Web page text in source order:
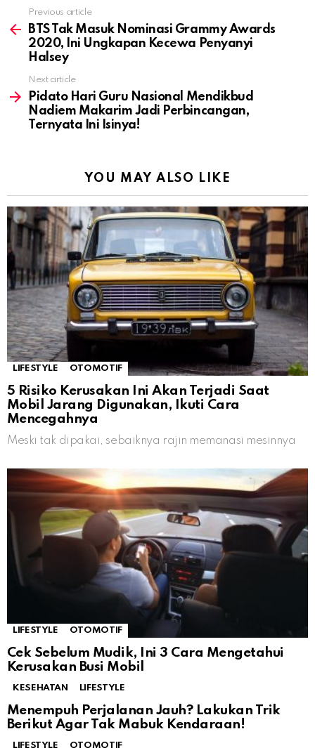
more
Previous article
BTS Tak Masuk Nominasi Grammy Awards
2020, Ini Ungkapan Kecewa Penyanyi
Halsey
Next article
Pidato Hari Guru Nasional Mendikbud
Nadiem Makarim Jadi Perbincangan,
Ternyata Ini Isinya!
YOU MAY ALSO LIKE
LIFESTYLE OTOMOTIF
5 Risiko Kerusakan Ini Akan Terjadi Saat
Mobil Jarang Digunakan, Ikuti Cara
Mencegahnya
Meski tak dipakai, sebaiknya rajin memanasi mesinnya
LIFESTYLE OTOMOTIF
Cek Sebelum Mudik, Ini 3 Cara Mengetahui
Kerusakan Busi Mobil
KESEHATAN LIFESTYLE
Menempuh Perjalanan Jauh? Lakukan Trik
Berikut Agar Tak Mabuk Kendaraan!
LIFESTYLE OTOMOTIF